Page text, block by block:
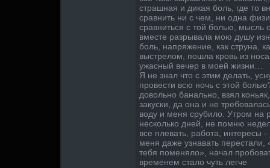
страшная и дикая боль, где то
сравнить ни с чем, ни одна
сравниться с той болью, мысль
вместе разрывала мою душу
боль, напряжение, как струна,
выстрелом, пошла кровь из
ужасный вечер в моей жизни…
Я не знал что с этим делать,
провести всю ночь с этой
довольно банально, взял
закуски, да она и не
воду и меня срубило. Утром на
несколько дней, не помню
все плевать, работа, интересы
меня даже узнавать
тебя поменяло», начал
временем стало чуть легче